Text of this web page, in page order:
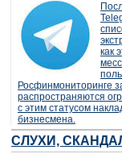
как
Росфинмониторинге
распространяются
с этим статусом
бизнесмена.
СЛУХИ,